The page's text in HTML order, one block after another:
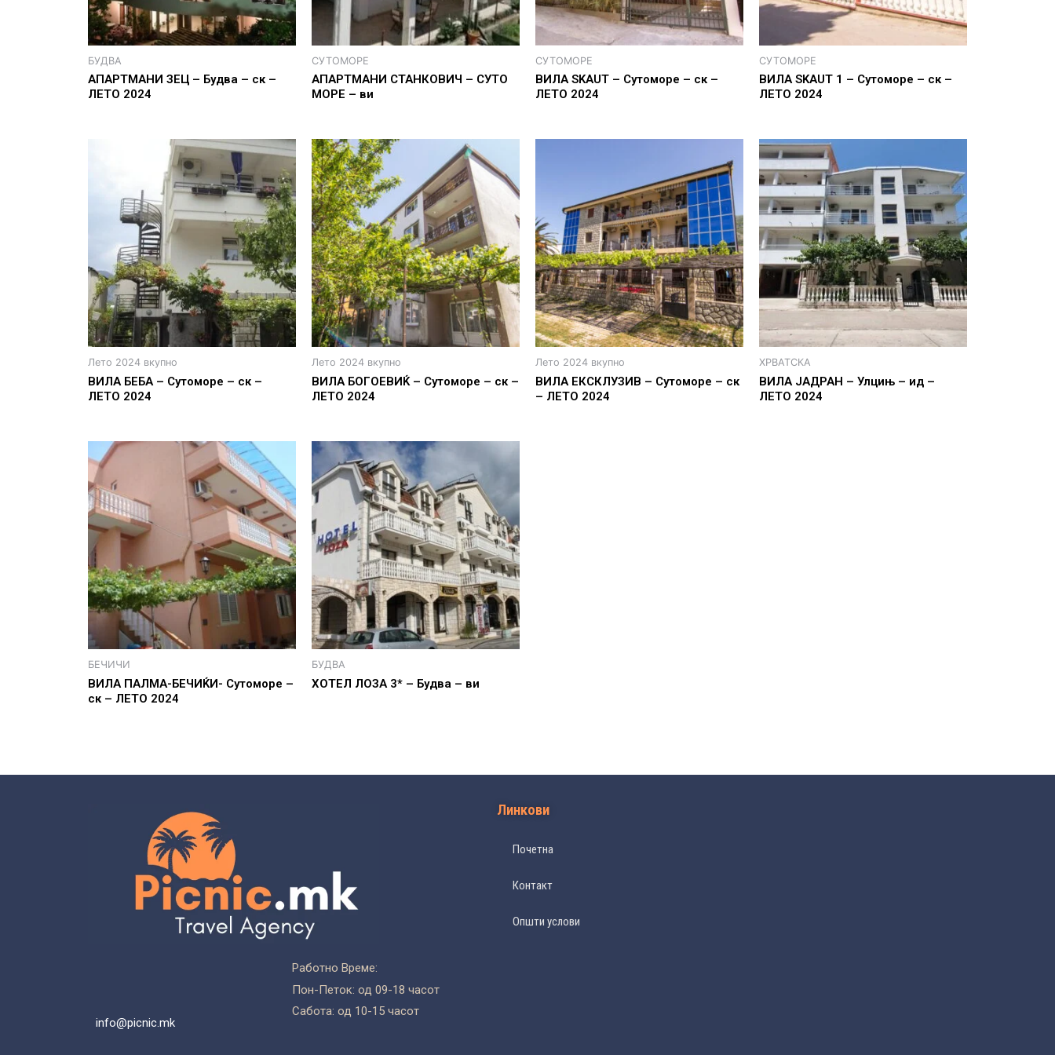
БУДВА
AПАРТМАНИ ЗЕЦ – Будва – ск –
ЛЕТО 2024
СУТОМОРЕ
АПАРТМАНИ СТАНКОВИЧ – СУТО
МОРЕ – ви
СУТОМОРЕ
ВИЛА SKAUT – Сутоморе – ск –
ЛЕТО 2024
СУТОМОРЕ
ВИЛА SKAUT 1 – Сутоморе – ск –
ЛЕТО 2024
Лето 2024 вкупно
ВИЛА БЕБА – Сутоморе – ск –
ЛЕТО 2024
Лето 2024 вкупно
ВИЛА БОГОЕВИЌ – Сутоморе – ск –
ЛЕТО 2024
Лето 2024 вкупно
ВИЛА ЕКСКЛУЗИВ – Сутоморе – ск
– ЛЕТО 2024
ХРВАТСКА
ВИЛА ЈАДРАН – Улцињ – ид –
ЛЕТО 2024
БЕЧИЧИ
ВИЛА ПАЛМА-БЕЧИЌИ- Сутоморе –
ск – ЛЕТО 2024
БУДВА
ХОТЕЛ ЛОЗА 3* – Будва – ви
info@picnic.mk
Работно Време:
Пон-Петок: од 09-18 часот
Сабота: од 10-15 часот
Линкови
Почетна
Контакт
Општи услови